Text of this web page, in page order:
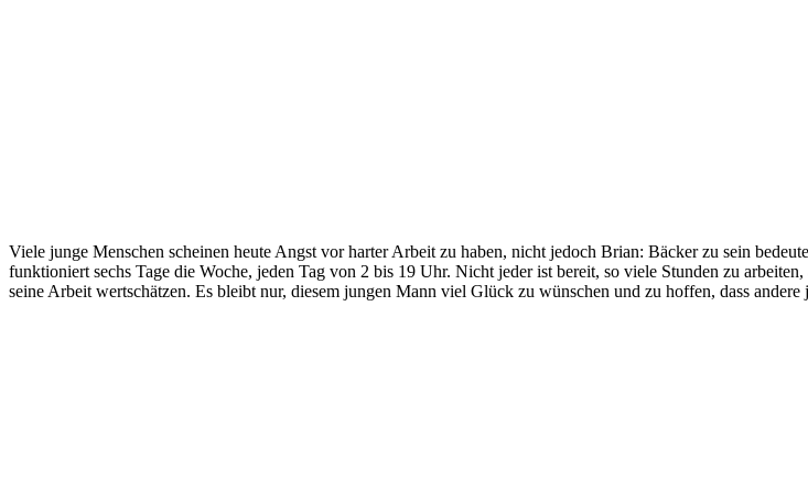
Viele junge Menschen scheinen heute Angst vor harter Arbeit zu haben, nicht jedoch Brian: Bäcker zu sein
funktioniert sechs Tage die Woche, jeden Tag von 2 bis 19 Uhr. Nicht jeder ist bereit, so viele Stunden zu
seine Arbeit wertschätzen. Es bleibt nur, diesem jungen Mann viel Glück zu wünschen und zu hoffen, dass